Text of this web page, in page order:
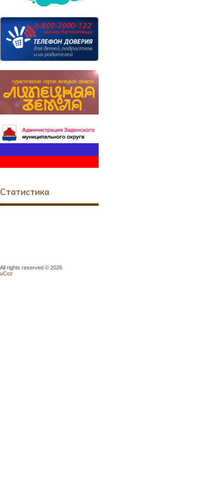
Статистика
All rights reserved © 2026
uCoz